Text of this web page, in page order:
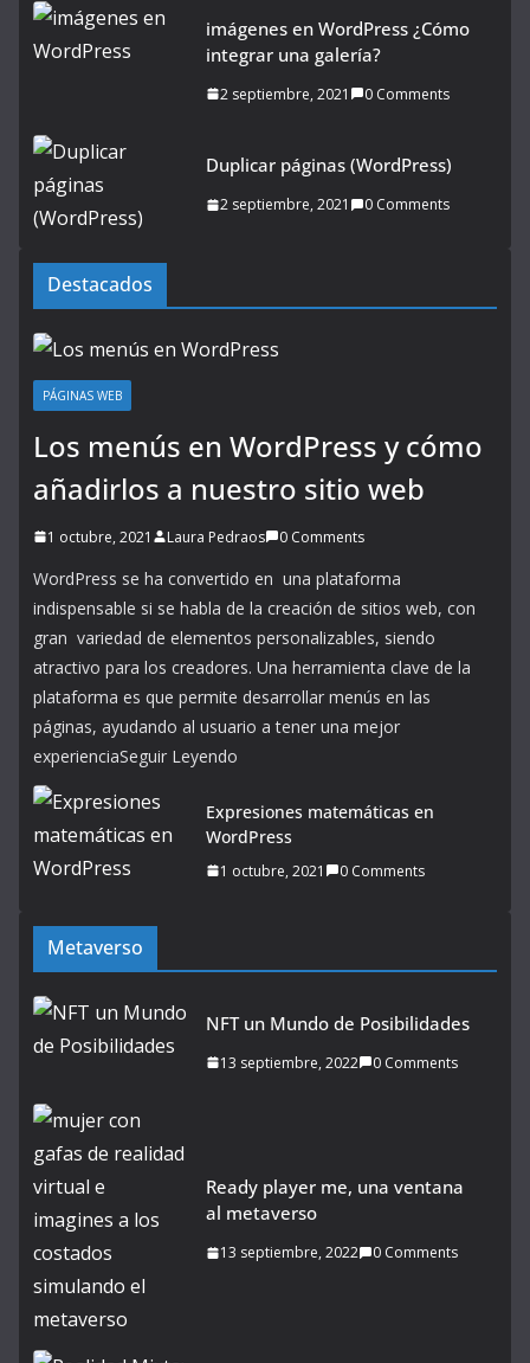
imágenes en WordPress ¿Cómo
integrar una galería?
2 septiembre, 2021 0 Comments
Duplicar páginas (WordPress)
2 septiembre, 2021 0 Comments
Destacados
PÁGINAS WEB
Los menús en WordPress y cómo
añadirlos a nuestro sitio web
1 octubre, 2021 Laura Pedraos 0 Comments
WordPress se ha convertido en una plataforma
indispensable si se habla de la creación de sitios web, con
gran variedad de elementos personalizables, siendo
atractivo para los creadores. Una herramienta clave de la
plataforma es que permite desarrollar menús en las
páginas, ayudando al usuario a tener una mejor
experienciaSeguir Leyendo
Expresiones matemáticas en
WordPress
1 octubre, 2021 0 Comments
Metaverso
NFT un Mundo de Posibilidades
13 septiembre, 2022 0 Comments
Ready player me, una ventana
al metaverso
13 septiembre, 2022 0 Comments